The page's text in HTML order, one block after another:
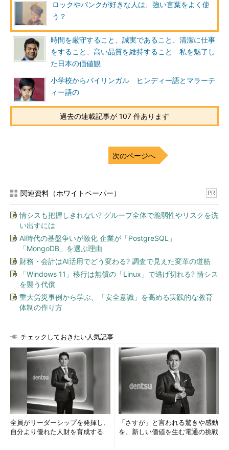
ロックやパンクが好きな人は、強い言葉をよく使
う？
時間を厳守すること、誠実であること、清潔に仕事
をすること、高い品質を維持すること 私を魅了し
た日本の価値観
小学校からバイリンガル ヒンディー語とマラーテ
ィー語の
過去の連載記事が 107 件あります
次のページへ
関連資料（ホワイトペーパー） PR
情シスも把握しきれない? グループ全体で脆弱性やリスクを洗
い出すには
AI時代の基盤争いが激化 企業が「PostgreSQL」
「MongoDB」を選ぶ理由
財務・会計はAI活用でどう変わる? 調査で見えた変革の道筋
「Windows 11」移行は無償の「Linux」で逃げ切れる? 情シス
を襲う代償
重大労災事例から学ぶ、「安全意識」を高める実践的な教育
体制の作り方
チェックしておきたい人気記事
全員がリーダーシップを発揮し、
自分より優れた人財を育成する
「さすが」と言われる驚きや感動
を。新しい価値を生む電通の挑戦